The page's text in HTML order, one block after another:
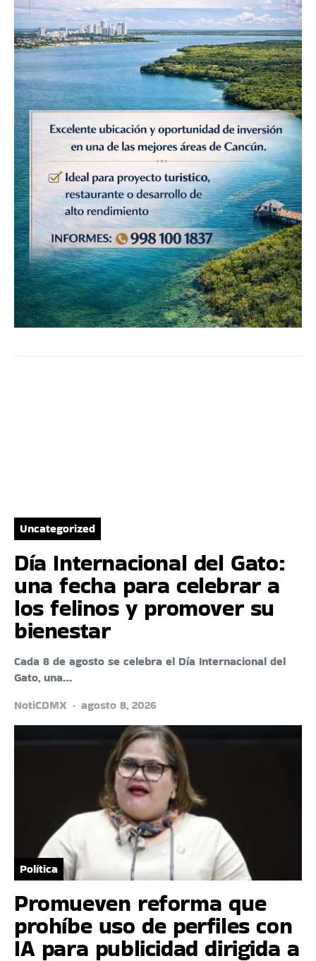
Uncategorized
Día Internacional del Gato:
una fecha para celebrar a
los felinos y promover su
bienestar
Cada 8 de agosto se celebra el Día Internacional del
Gato, una…
NotiCDMX
agosto 8, 2026
Política
Promueven reforma que
prohíbe uso de perfiles con
IA para publicidad dirigida a